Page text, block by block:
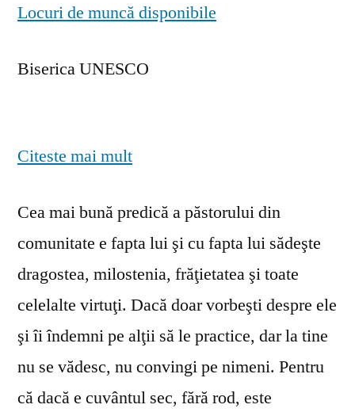
Locuri de muncă disponibile
Biserica UNESCO
Citeste mai mult
Cea mai bună predică a păstorului din
comunitate e fapta lui şi cu fapta lui sădeşte
dragostea, milostenia, frăţietatea şi toate
celelalte virtuţi. Dacă doar vorbeşti despre ele
şi îi îndemni pe alţii să le practice, dar la tine
nu se vă­desc, nu convingi pe nimeni. Pentru
că dacă e cuvântul sec, fără rod, este